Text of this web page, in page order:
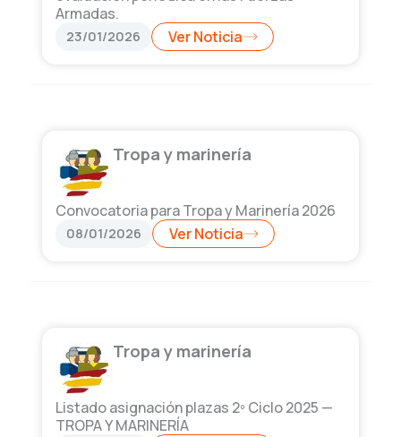
Armadas.
23/01/2026 Ver Noticia
Tropa y marinería
Convocatoria para Tropa y Marinería 2026
08/01/2026 Ver Noticia
Tropa y marinería
Listado asignación plazas 2º Ciclo 2025 —
TROPA Y MARINERÍA